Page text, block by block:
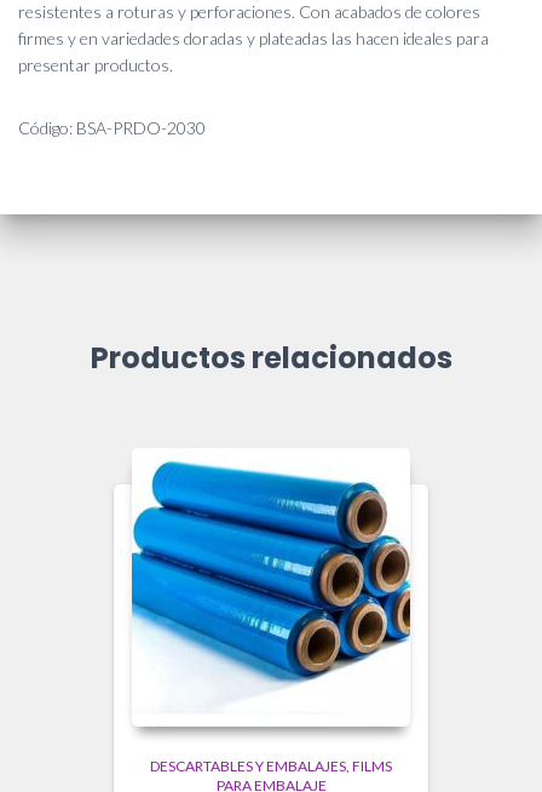
resistentes a roturas y perforaciones. Con acabados de colores
firmes y en variedades doradas y plateadas las hacen ideales para
presentar productos.
Código: BSA-PRDO-2030
Productos relacionados
DESCARTABLES Y EMBALAJES FILMS
PARA EMBALAJE